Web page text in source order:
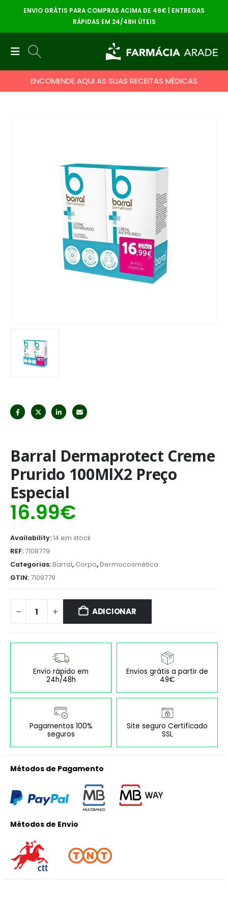
ENVIO GRÁTIS PARA COMPRAS ACIMA DE 49€ | ENTREGAS
RÁPIDAS EM 24/48H ÚTEIS
ENCOMENDE AQUI AS SUAS RECEITAS MÉDICAS
Barral Dermaprotect Creme
Prurido 100MlX2 Preço
Especial
16.99€
Availability:14 em stock
REF: 7108779
Categorias:Barral, Corpo,Dermocosmética
GTIN: 7108779
ADICIONAR
Envio rápido em
24h/48h
Envios grátis a partir de
49€
Pagamentos 100%
seguros
Site seguro Certificado
SSL
Métodos de Pagamento
Métodos de Envio